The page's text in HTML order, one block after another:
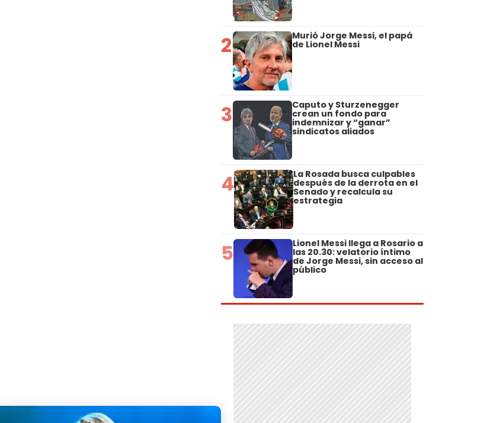
2 Murió Jorge Messi, el papá
de Lionel Messi
3 Caputo y Sturzenegger
crean un fondo para
indemnizar y “ganar”
sindicatos aliados
4 La Rosada busca culpables
después de la derrota en el
Senado y recalcula su
estrategia
5 Lionel Messi llega a Rosario a
las 20.30: velatorio íntimo
de Jorge Messi, sin acceso al
público